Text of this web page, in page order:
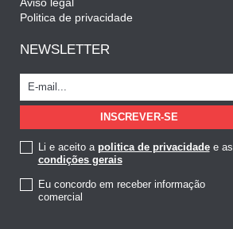
Politica de privacidade
NEWSLETTER
Li e aceito a politica de privacidadee as
condições gerais
Eu concordo em receber informação
comercial